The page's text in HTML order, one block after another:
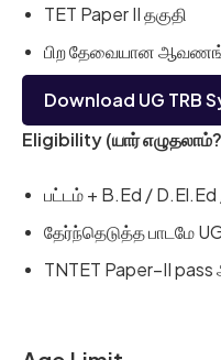
TET Paper II தகுதி
பிற தேவையான
Download UG TRB
Eligibility (யார்
பட்டம் + B.Ed /
தேர்ந்தெடுத்த பாடமே
TNTET Paper–II